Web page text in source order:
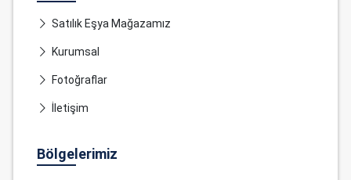
Satılık Eşya Mağazamız
Kurumsal
Fotoğraflar
İletişim
Bölgelerimiz